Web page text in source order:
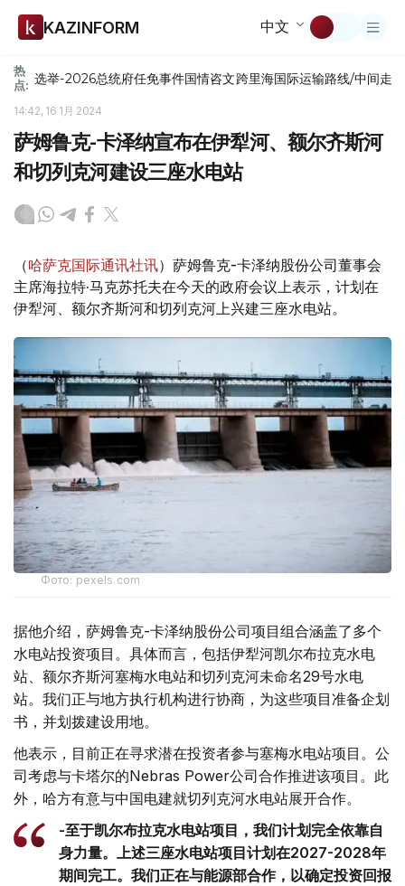
KAZINFORM 中文
热
点: 选举-2026总统府任免事件国情咨文跨里海国际运输路线/中间走廊
14:42, 16 1月 2024
萨姆鲁克-卡泽纳宣布在伊犁河、额尔齐斯河
和切列克河建设三座水电站
（哈萨克国际通讯社讯）萨姆鲁克-卡泽纳股份公司董事会
主席海拉特·马克苏托夫在今天的政府会议上表示，计划在
伊犁河、额尔齐斯河和切列克河上兴建三座水电站。
Фото: pexels.com
据他介绍，萨姆鲁克-卡泽纳股份公司项目组合涵盖了多个
水电站投资项目。具体而言，包括伊犁河凯尔布拉克水电
站、额尔齐斯河塞梅水电站和切列克河未命名29号水电
站。我们正与地方执行机构进行协商，为这些项目准备企划
书，并划拨建设用地。
他表示，目前正在寻求潜在投资者参与塞梅水电站项目。公
司考虑与卡塔尔的Nebras Power公司合作推进该项目。此
外，哈方有意与中国电建就切列克河水电站展开合作。
-至于凯尔布拉克水电站项目，我们计划完全依靠自
身力量。上述三座水电站项目计划在2027-2028年
期间完工。我们正在与能源部合作，以确定投资回报